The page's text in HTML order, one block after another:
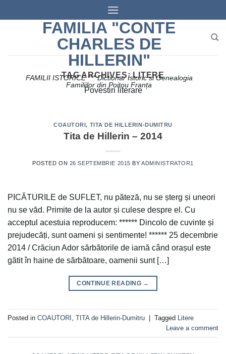
to
FAMILIA "CONTE
CHARLES DE
HILLERIN"
FAMILII ISTORICE *** Dictionar Istoric si Genealogia
Familiilor din Poitou Franța
TAG ARCHIVES:LITERE
Povestiri literare
COAUTORI, TITA DE HILLERIN-DUMITRU
Tita de Hillerin – 2014
POSTED ON 26 SEPTEMBRIE 2015 BYADMINISTRATOR1
PICĂTURILE de SUFLET, nu păteză, nu se șterg și uneori
nu se văd. Primite de la autor și culese despre el. Cu
acceptul acestuia reproducem: ****** Dincolo de cuvinte și
prejudecăți, sunt oameni și sentimente! ****** 25 decembrie
2014 / Crăciun Ador sărbătorile de iarnă când orașul este
gătit în haine de sărbătoare, oamenii sunt […]
CONTINUE READING →
Posted in COAUTORI TITA de Hillerin-Dumitru Tagged
Litere
Leave a comment